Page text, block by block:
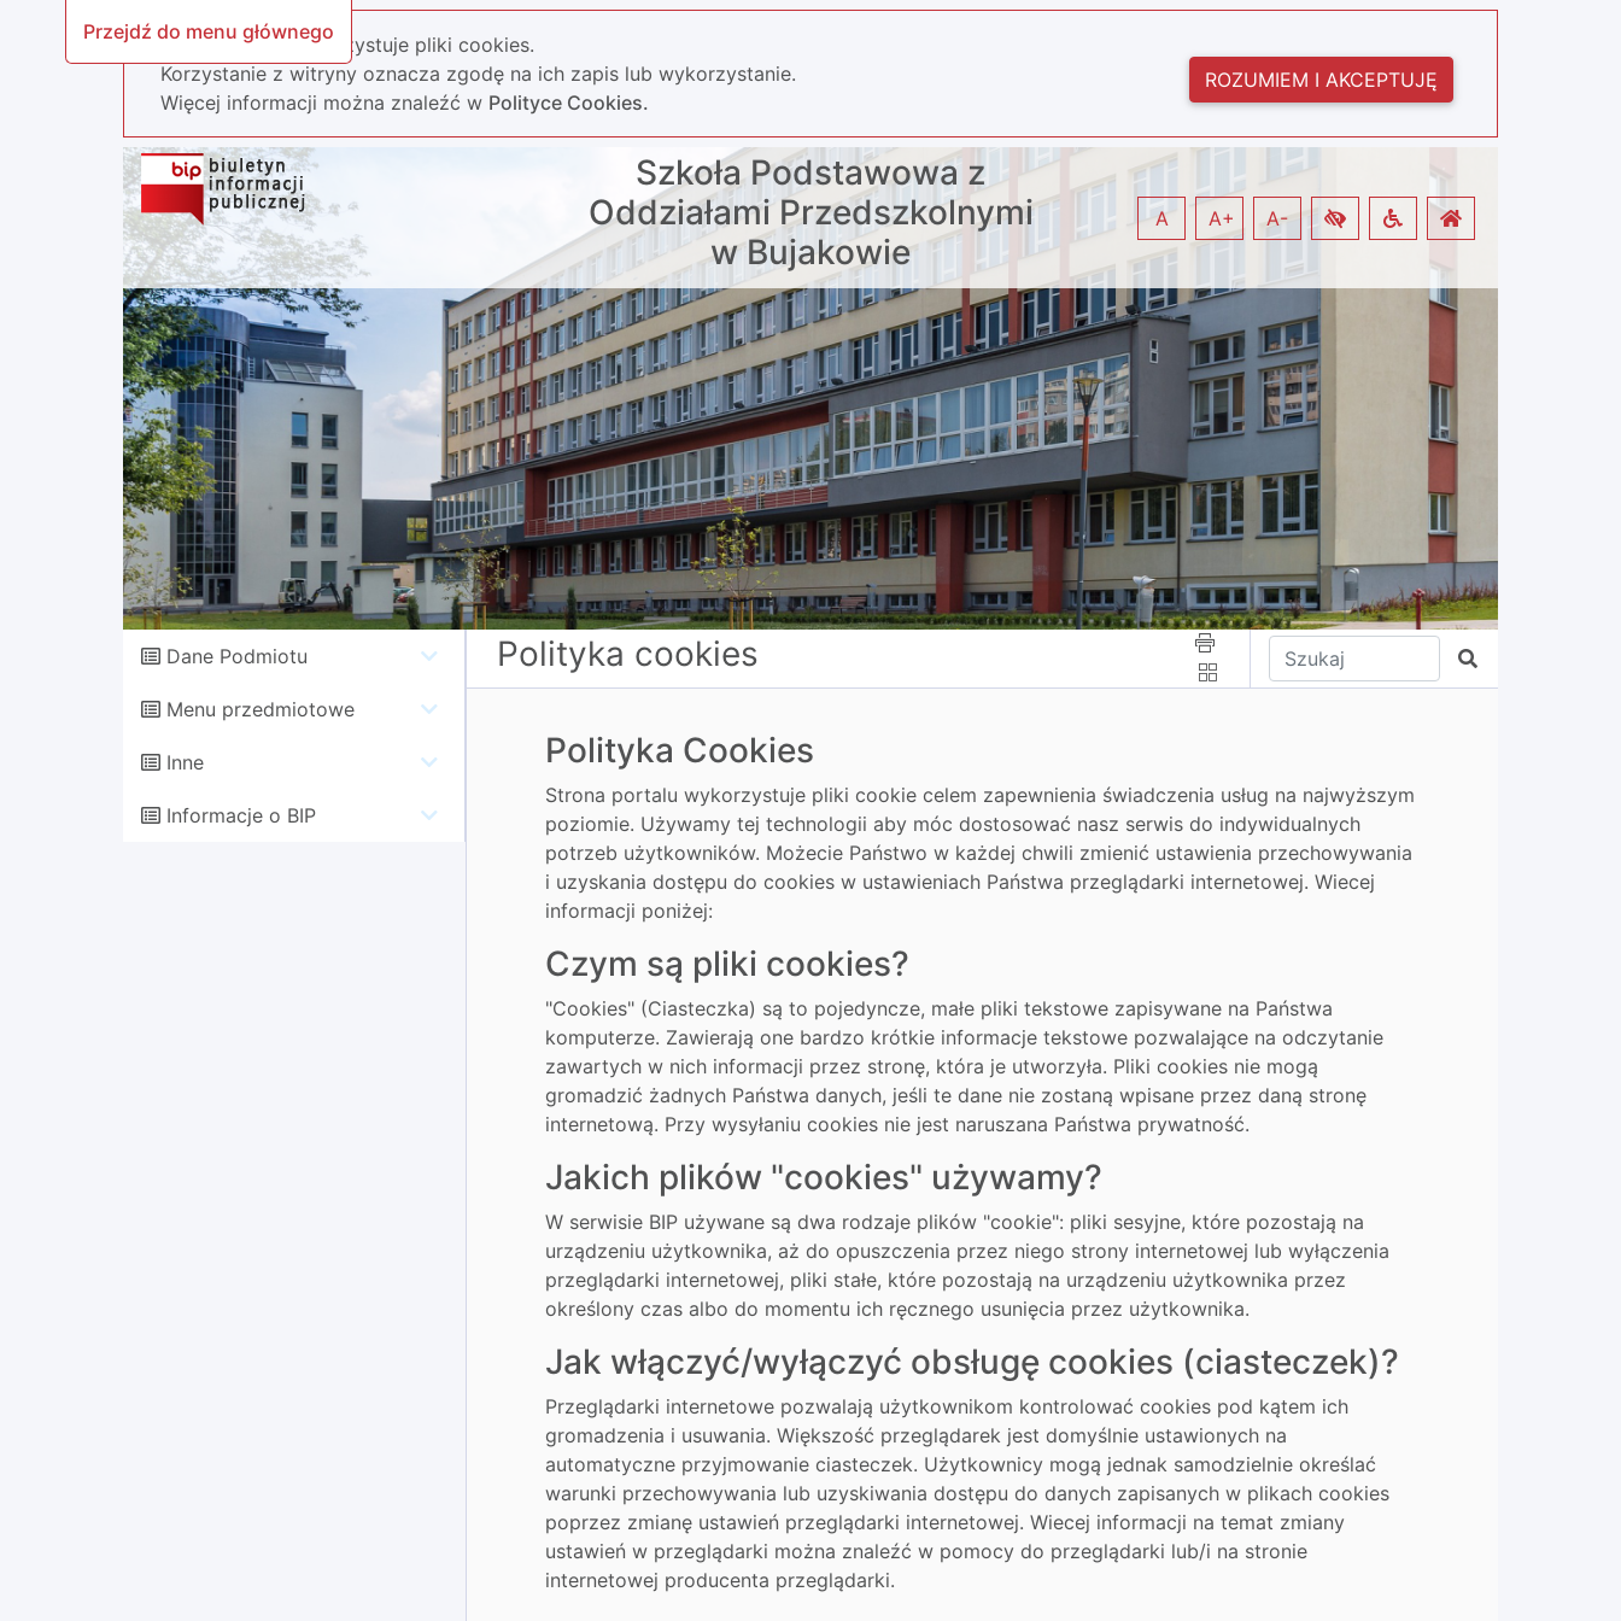
Przejdź do menu głównego
Nasza strona wykorzystuje pliki cookies.
Korzystanie z witryny oznacza zgodę na ich zapis lub wykorzystanie.
Więcej informacji można znaleźć w Polityce Cookies.
ROZUMIEM I AKCEPTUJĘ
Szkoła Podstawowa z
Oddziałami Przedszkolnymi
w Bujakowie
A A+ A-
Dane Podmiotu
Menu przedmiotowe
Inne
Informacje o BIP
Polityka cookies Wpisz tekst do wyszukania
Szukaj
Polityka Cookies
Strona portalu wykorzystuje pliki cookie celem zapewnienia świadczenia usług na najwyższym
poziomie. Używamy tej technologii aby móc dostosować nasz serwis do indywidualnych
potrzeb użytkowników. Możecie Państwo w każdej chwili zmienić ustawienia przechowywania
i uzyskania dostępu do cookies w ustawieniach Państwa przeglądarki internetowej. Wiecej
informacji poniżej:
Czym są pliki cookies?
"Cookies" (Ciasteczka) są to pojedyncze, małe pliki tekstowe zapisywane na Państwa
komputerze. Zawierają one bardzo krótkie informacje tekstowe pozwalające na odczytanie
zawartych w nich informacji przez stronę, która je utworzyła. Pliki cookies nie mogą
gromadzić żadnych Państwa danych, jeśli te dane nie zostaną wpisane przez daną stronę
internetową. Przy wysyłaniu cookies nie jest naruszana Państwa prywatność.
Jakich plików "cookies" używamy?
W serwisie BIP używane są dwa rodzaje plików "cookie": pliki sesyjne, które pozostają na
urządzeniu użytkownika, aż do opuszczenia przez niego strony internetowej lub wyłączenia
przeglądarki internetowej, pliki stałe, które pozostają na urządzeniu użytkownika przez
określony czas albo do momentu ich ręcznego usunięcia przez użytkownika.
Jak włączyć/wyłączyć obsługę cookies (ciasteczek)?
Przeglądarki internetowe pozwalają użytkownikom kontrolować cookies pod kątem ich
gromadzenia i usuwania. Większość przeglądarek jest domyślnie ustawionych na
automatyczne przyjmowanie ciasteczek. Użytkownicy mogą jednak samodzielnie określać
warunki przechowywania lub uzyskiwania dostępu do danych zapisanych w plikach cookies
poprzez zmianę ustawień przeglądarki internetowej. Wiecej informacji na temat zmiany
ustawień w przeglądarki można znaleźć w pomocy do przeglądarki lub/i na stronie
internetowej producenta przeglądarki.